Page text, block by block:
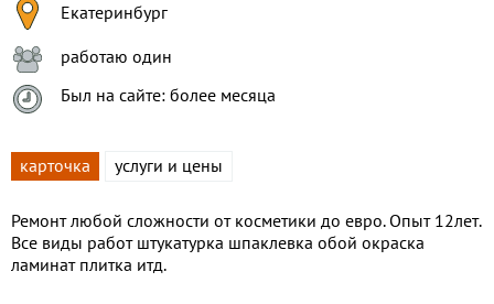
Екатеринбург
работаю один
Был на сайте: более месяца
карточка услуги и цены
Ремонт любой сложности от косметики до евро. Опыт 12лет.
Все виды работ штукатурка шпаклевка обой окраска
ламинат плитка итд.